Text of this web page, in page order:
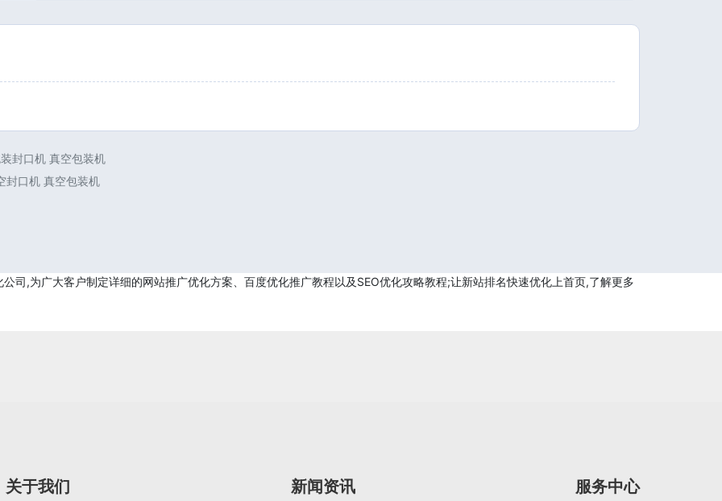
封口机 真空包装机
封口机 真空包装机
,为广大客户制定详细的网站推广优化方案、百度优化推广教程以及SEO优化攻略教程;让新站排名快速优化上首页,了解更多
关于我们 新闻资讯 服务中心